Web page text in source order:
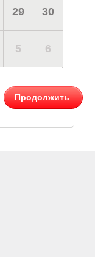
29 30
5 6
Продолжить